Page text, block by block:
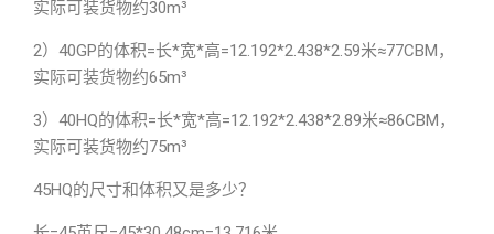
实际可装货物约30m³
2）40GP的体积=长*宽*高=12.192*2.438*2.59米≈77CBM，
实际可装货物约65m³
3）40HQ的体积=长*宽*高=12.192*2.438*2.89米≈86CBM，
实际可装货物约75m³
45HQ的尺寸和体积又是多少？